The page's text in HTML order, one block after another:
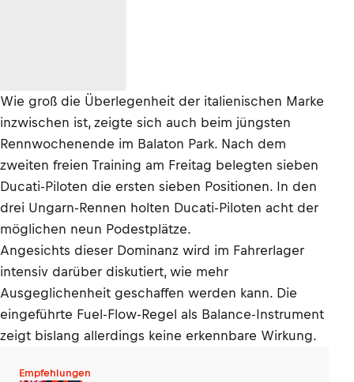
Wie groß die Überlegenheit der italienischen Marke
inzwischen ist, zeigte sich auch beim jüngsten
Rennwochenende im Balaton Park. Nach dem
zweiten freien Training am Freitag belegten sieben
Ducati-Piloten die ersten sieben Positionen. In den
drei Ungarn-Rennen holten Ducati-Piloten acht der
möglichen neun Podestplätze.
Angesichts dieser Dominanz wird im Fahrerlager
intensiv darüber diskutiert, wie mehr
Ausgeglichenheit geschaffen werden kann. Die
eingeführte Fuel-Flow-Regel als Balance-Instrument
zeigt bislang allerdings keine erkennbare Wirkung.
Empfehlungen